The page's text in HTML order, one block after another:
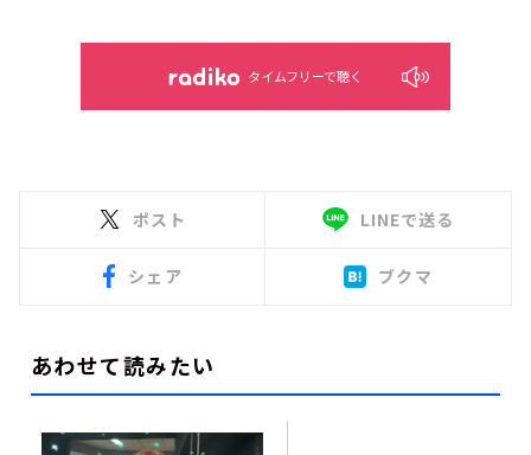
タイムフリーで聴く
ポスト LINEで送る
シェア ブクマ
あわせて読みたい